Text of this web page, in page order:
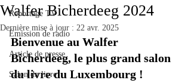
Reportage TV
Émission de radio
Article de presse
Salon du livre
Walfer Bicherdeeg 2024
Dernière mise à jour : 22 avr. 2025
Bienvenue au Walfer
Bicherdeeg, le plus grand salon
du livre du Luxembourg !